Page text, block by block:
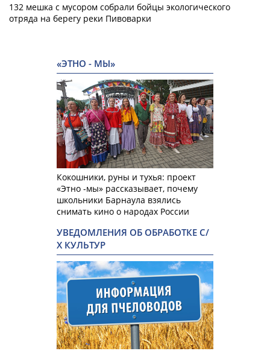
132 мешка с мусором собрали бойцы экологического
отряда на берегу реки Пивоварки
«ЭТНО - МЫ»
Кокошники, руны и тухья: проект
«Этно -мы» рассказывает, почему
школьники Барнаула взялись
снимать кино о народах России
УВЕДОМЛЕНИЯ ОБ ОБРАБОТКЕ С/
Х КУЛЬТУР